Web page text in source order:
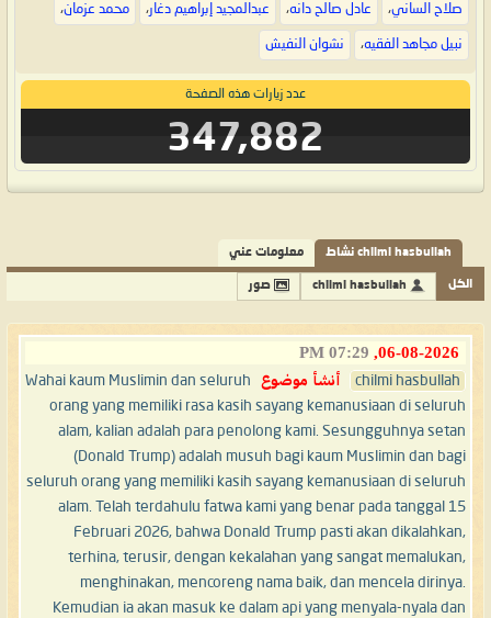
صلاح الساني، عادل صالح دانه، عبدالمجيد إبراهيم دغار، محمد عزمان،
نبيل مجاهد الفقيه، نشوان النفيش
عدد زيارات هذه الصفحة
347,882
chilmi hasbullah نشاط معلومات عني
الكل chilmi hasbullah صور
06-08-2026,
07:29 PM
chilmi hasbullah أنشأ موضوع
Wahai kaum Muslimin dan seluruh
orang yang memiliki rasa kasih sayang kemanusiaan di seluruh
alam, kalian adalah para penolong kami. Sesungguhnya setan
(Donald Trump) adalah musuh bagi kaum Muslimin dan bagi
seluruh orang yang memiliki kasih sayang kemanusiaan di seluruh
alam. Telah terdahulu fatwa kami yang benar pada tanggal 15
Februari 2026, bahwa Donald Trump pasti akan dikalahkan,
terhina, terusir, dengan kekalahan yang sangat memalukan,
menghinakan, mencoreng nama baik, dan mencela dirinya.
Kemudian ia akan masuk ke dalam api yang menyala-nyala dan